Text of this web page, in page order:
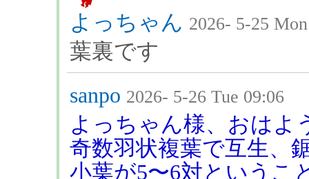
よっちゃん 2026- 5-25
葉裏です
sanpo 2026- 5-26 Tue 09:06
よっちゃん様、おはよ
奇数羽状複葉で互生、
小葉が5〜6対というこ